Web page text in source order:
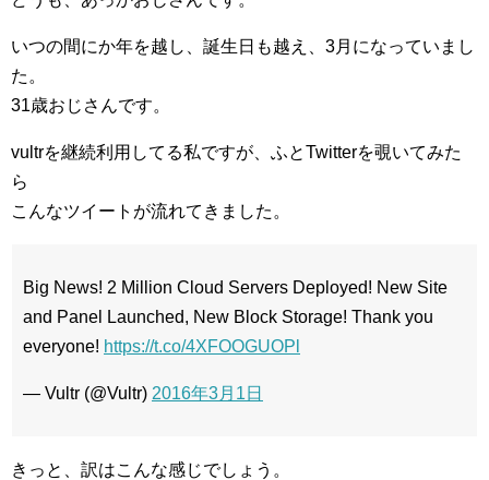
いつの間にか年を越し、誕生日も越え、3月になっていまし
た。
31歳おじさんです。
vultrを継続利用してる私ですが、ふとTwitterを覗いてみた
ら
こんなツイートが流れてきました。
Big News! 2 Million Cloud Servers Deployed! New Site
and Panel Launched, New Block Storage! Thank you
everyone! https://t.co/4XFOOGUOPl
— Vultr (@Vultr) 2016年3月1日
きっと、訳はこんな感じでしょう。